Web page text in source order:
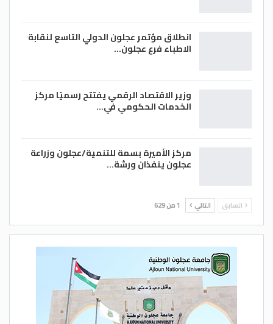
انطلاق مؤتمر عجلون الدولي التاسع لنقابة
الاطباء فرع عجلون…
وزير الاقتصاد الرقمي يفتتح رسميًا مركز
الخدمات الحكومي في…
مركز الأميرة بسمة للتنمية/عجلون وزراعة
عجلون ينفذان ورشة…
السابق التالي 1 من 629